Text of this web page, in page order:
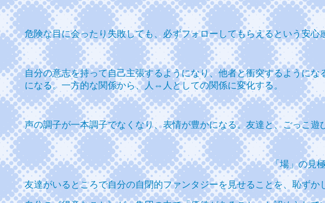
危険な目に会ったり失敗しても、必ずフォローしてもらえるという安
自分の意志を持って自己主張するようになり、他者と衝突するように
になる。一方的な関係から、人⇔人としての関係に変化する。
声の調子が一本調子でなくなり、表情が豊かになる。友達と、ごっこ
「場」の見
友達がいるところで自分の自閉的ファンタジーを見せることを、恥ず